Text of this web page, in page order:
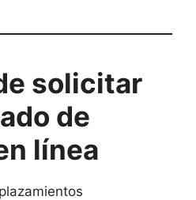
solicitar
de
línea